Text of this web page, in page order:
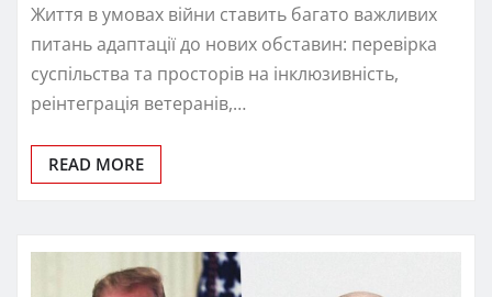
Життя в умовах війни ставить багато важливих
питань адаптації до нових обставин: перевірка
суспільства та просторів на інклюзивність,
реінтеграція ветеранів,…
READ MORE